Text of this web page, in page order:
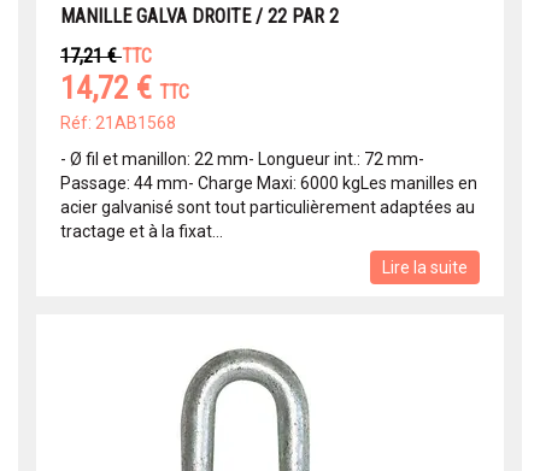
MANILLE GALVA DROITE / 22 PAR 2
17,21 €TTC
14,72 € TTC
Réf: 21AB1568
- Ø fil et manillon: 22 mm- Longueur int.: 72 mm-
Passage: 44 mm- Charge Maxi: 6000 kgLes manilles en
acier galvanisé sont tout particulièrement adaptées au
tractage et à la fixat...
Lire la suite